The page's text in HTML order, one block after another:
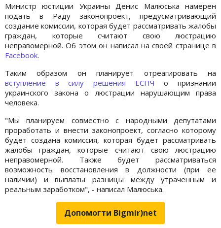
Министр юстиции Украины Денис Малюська намерен
подать в Раду законопроект, предусматривающий
создание комиссии, которая будет рассматривать жалобы
граждан, которые считают свою люстрацию
неправомерной. Об этом он написал на своей странице в
Facebook.
Таким образом он планирует отреагировать на
вступление в силу решения ЕСПЧ о признании
украинского закона о люстрации нарушающим права
человека.
"Мы планируем совместно с народными депутатами
проработать и внести законопроект, согласно которому
будет создана комиссия, которая будет рассматривать
жалобы граждан, которые считают свою люстрацию
неправомерной. Также будет рассматриваться
возможность восстановления в должности (при ее
наличии) и выплаты разницы между утраченным и
реальным заработком", - написал Малюська.
Допомогти Bigmir)net